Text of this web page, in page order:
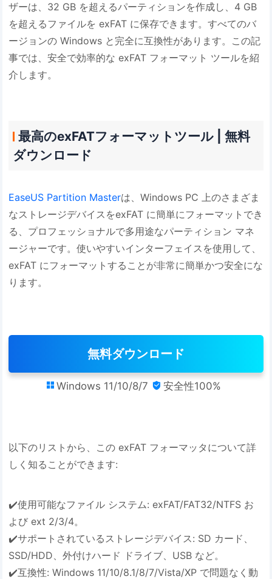
ザーは、32 GB を超えるパーティションを作成し、4 GB
を超えるファイルを exFAT に保存できます。すべてのバ
ージョンの Windows と完全に互換性があります。この記
事では、安全で効率的な exFAT フォーマット ツールを紹
介します。
最高のexFATフォーマットツール | 無料
ダウンロード
EaseUS Partition Masterは、Windows PC 上のさまざま
なストレージデバイスをexFAT に簡単にフォーマットでき
る、プロフェッショナルで多用途なパーティション マネ
ージャーです。使いやすいインターフェイスを使用して、
exFAT にフォーマットすることが非常に簡単かつ安全にな
ります。
無料ダウンロード
 Windows 11/10/8/7  安全性100%
以下のリストから、この exFAT フォーマッタについて詳
しく知ることができます:
✔️使用可能なファイル システム: exFAT/FAT32/NTFS お
よび ext 2/3/4。
✔️サポートされているストレージデバイス: SD カード、
SSD/HDD、外付けハード ドライブ、USB など。
✔️互換性: Windows 11/10/8.1/8/7/Vista/XP で問題なく動